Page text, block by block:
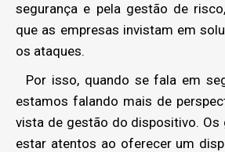
segurança e pela gestão de
que as empresas invistam em
os ataques.
Por isso, quando se fala em
estamos falando mais de
vista de gestão do dispositivo. Os
estar atentos ao oferecer um